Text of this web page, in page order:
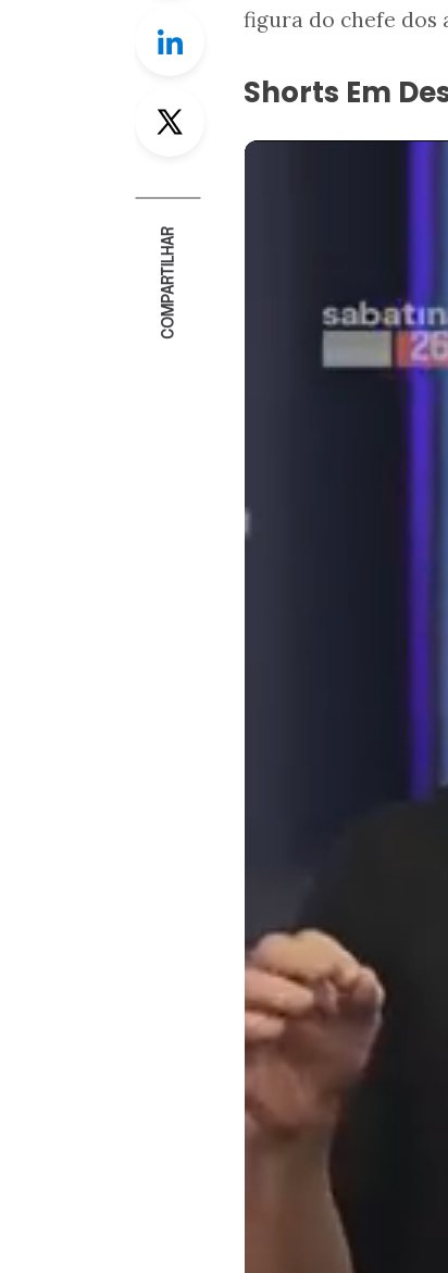
Linkedin
Twitter
COMPARTILHAR
figura do chefe dos
Shorts Em